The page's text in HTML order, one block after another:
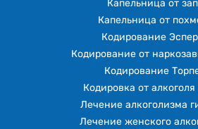
Капельница от
Капельница от
Кодирование
Кодирование от
Кодирование
Кодировка от
Лечение алкоголизма
Лечение женского